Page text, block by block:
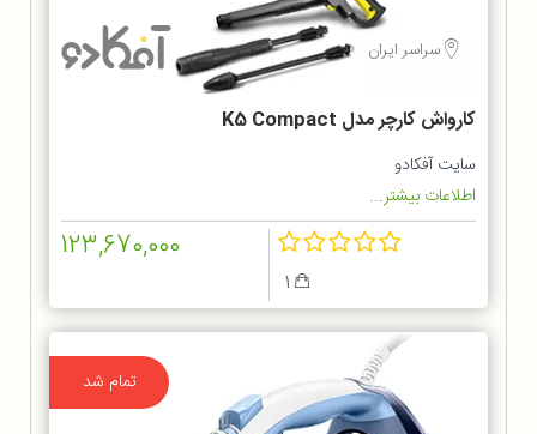
سراسر ایران
کارواش کارچر مدل K5 Compact
سایت آفکادو
اطلاعات بیشتر...
123,670,000
تمام شد